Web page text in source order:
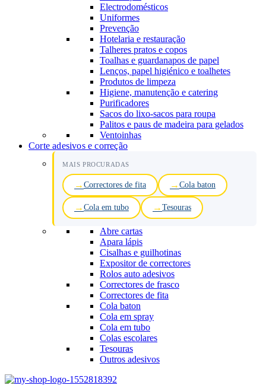
Electrodomésticos
Uniformes
Prevenção
Hotelaria e restauração
Talheres pratos e copos
Toalhas e guardanapos de papel
Lenços, papel higiénico e toalhetes
Produtos de limpeza
Higiene, manutenção e catering
Purificadores
Sacos do lixo-sacos para roupa
Palitos e paus de madeira para gelados
Ventoinhas
Corte adesivos e correção
MAIS PROCURADAS
Correctores de fita Cola baton
Cola em tubo Tesouras
Abre cartas
Apara lápis
Cisalhas e guilhotinas
Expositor de correctores
Rolos auto adesivos
Correctores de frasco
Correctores de fita
Cola baton
Cola em spray
Cola em tubo
Colas escolares
Tesouras
Outros adesivos